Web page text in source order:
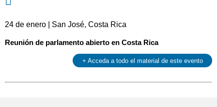
24 de enero | San José, Costa Rica
Reunión de parlamento abierto en Costa Rica
+ Acceda a todo el material de este evento